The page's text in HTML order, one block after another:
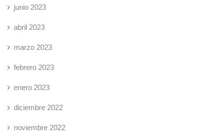
junio 2023
abril 2023
marzo 2023
febrero 2023
enero 2023
diciembre 2022
noviembre 2022